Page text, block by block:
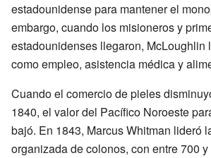
estadounidense para mantener el
embargo, cuando los misioneros y
estadounidenses llegaron, McLoughlin
como empleo, asistencia médica y
Cuando el comercio de pieles
1840, el valor del Pacífico Noroeste
bajó. En 1843, Marcus Whitman lideró
organizada de colonos, con entre 700